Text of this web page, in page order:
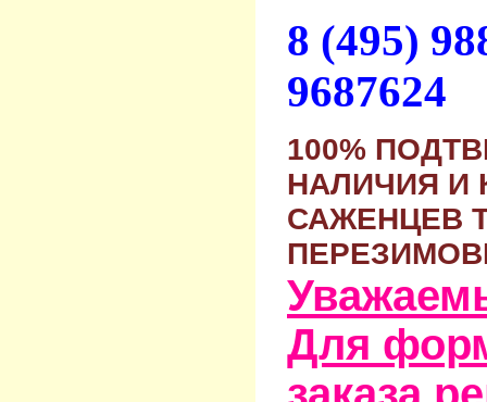
8 (495)
9687624
100%
НАЛИЧИЯ И
САЖЕНЦЕВ
Для